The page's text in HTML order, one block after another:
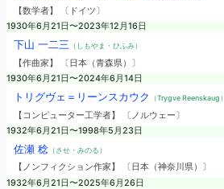
【数学者】 〔ドイツ〕
1930年6月21日〜2023年12月16日
下山 一二三 （しもやま・ひふみ）
【作曲家】 〔日本（青森県）〕
1930年6月21日〜2024年6月14日
トリグヴェ＝リーンスカウク （Trygve Reenskaug）
【コンピューター工学者】 〔ノルウェー〕
1932年6月21日〜1998年5月23日
佐瀬 稔（させ・みのる）
【ノンフィクション作家】 〔日本（神奈川県）〕
1932年6月21日〜2025年6月26日